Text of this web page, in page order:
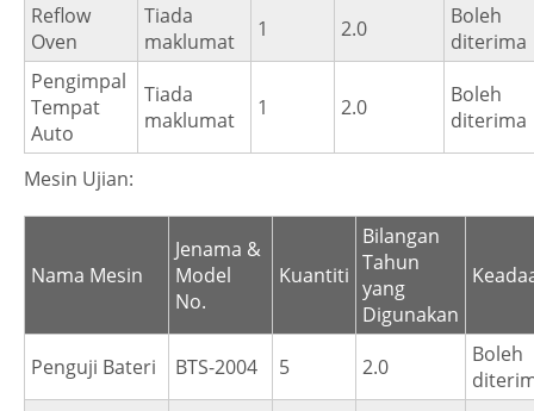
Reflow
Oven
Tiada
maklumat
1 2.0
Boleh
diterima
Pengimpal
Tempat
Auto
Tiada
maklumat
1 2.0
Boleh
diterima
Mesin Ujian:
Nama Mesin
Jenama &
Model
No.
Kuantiti
Bilangan
Tahun
yang
Digunakan
Penguji Bateri BTS-2004 5 2.0
Boleh